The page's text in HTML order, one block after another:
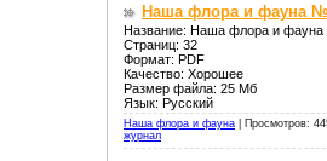
Наша флора и фауна
Название: Наша флора и
Страниц: 32
Формат: PDF
Качество: Хорошее
Размер файла: 25 Мб
Язык: Русский
Наша флора и фауна
Просмотров:
журнал